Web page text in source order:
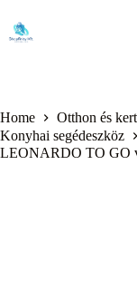
content
Home Otthon és kert
Konyhai segédeszköz
LEONARDO TO GO